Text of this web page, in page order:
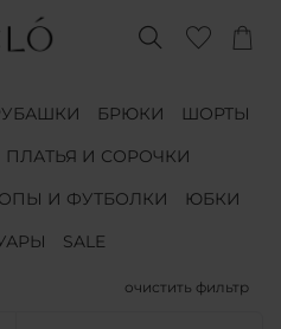
БРЮКИ
ШОРТЫ
ПЛАТЬЯ И СОРОЧКИ
И ФУТБОЛКИ
ЮБКИ
SALE
очистить фильтр